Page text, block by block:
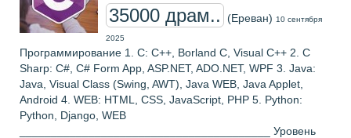
35000 драм.. (Ереван) 10 сентября
2025
Программирование 1. C: C++, Borland C, Visual C++ 2. C
Sharp: C#, C# Form App, ASP.NET, ADO.NET, WPF 3. Java:
Java, Visual Class (Swing, AWT), Java WEB, Java Applet,
Android 4. WEB: HTML, CSS, JavaScript, PHP 5. Python:
Python, Django, WEB
________________________________________ Уровень